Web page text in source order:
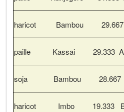
haricot Bambou
paille Kassai 29.333 A
soja Bambou 28.667
haricot Imbo 19.333